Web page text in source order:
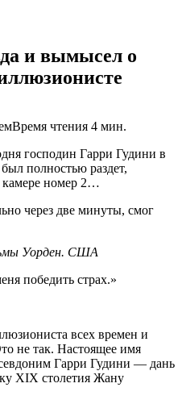
и вымысел о
Время чтения 4 мин.
господин Гарри Гудини в
полностью раздет,
камере номер 2…
через две минуты, смог
Уорден. США
победить страх.»
всех времен и
не так. Настоящее имя
Гарри Гудини — дань
XIX столетия Жану